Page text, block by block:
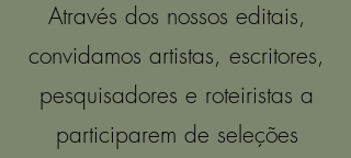
Através dos nossos editais,
convidamos artistas, escritores,
pesquisadores e roteiristas a
participarem de seleções